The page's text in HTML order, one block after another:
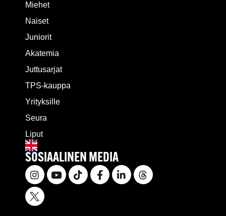
Miehet
Naiset
Juniorit
Akatemia
Juttusarjat
TPS-kauppa
Yrityksille
Seura
Liput
SOSIAALINEN MEDIA